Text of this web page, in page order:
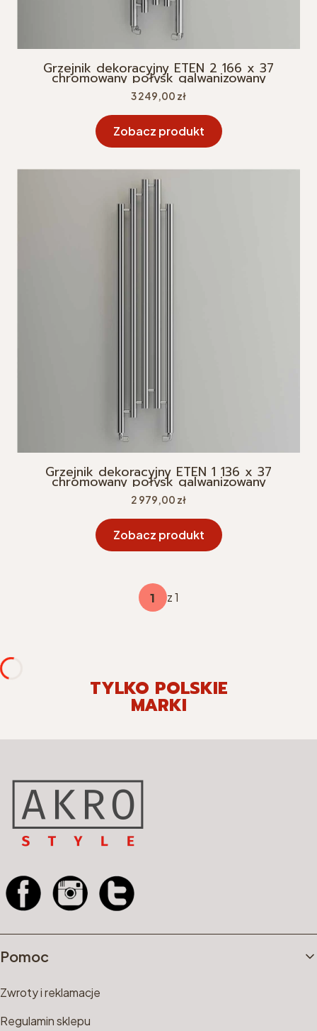
Grzejnik dekoracyjny ETEN 2 166 x 37
chromowany połysk galwanizowany
Cena
3 249,00 zł
Zobacz produkt
Grzejnik dekoracyjny ETEN 1 136 x 37
chromowany połysk galwanizowany
Cena
2 979,00 zł
Zobacz produkt
z 1
TYLKO POLSKIE
MARKI
Linki w stopce
Pomoc
Zwroty i reklamacje
Regulamin sklepu